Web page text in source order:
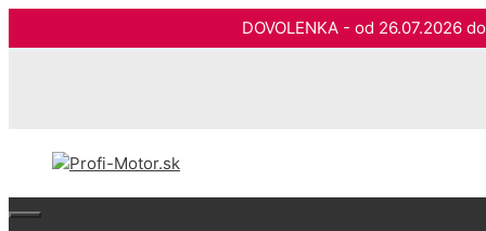
DOVOLENKA - od 26.07.2026